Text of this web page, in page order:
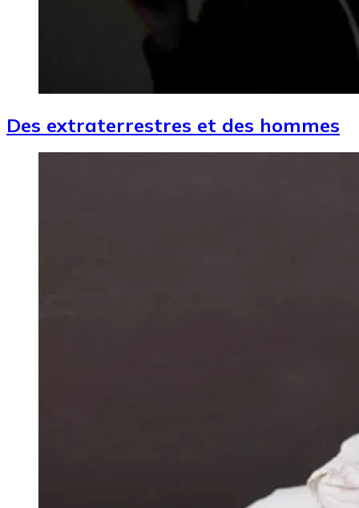
Des extraterrestres et des hommes